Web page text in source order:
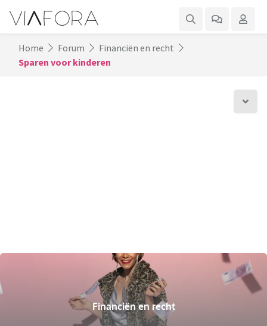
Home Forum
Financiën en recht
Sparen voor kinderen
Financiën en recht